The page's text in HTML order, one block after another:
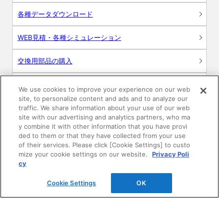
各種データダウンロード
WEB見積・各種シミュレーション
交換用部品の購入
お問い合わせ
ログイン
建築・設計関係者様向けサイト
We use cookies to improve your experience on our web
site, to personalize content and ads and to analyze our
traffic. We share information about your use of our web
site with our advertising and analytics partners, who ma
y combine it with other information that you have provi
ded to them or that they have collected from your use
of their services. Please click [Cookie Settings] to custo
mize your cookie settings on our website.
Privacy Poli
cy
Cookie Settings OK